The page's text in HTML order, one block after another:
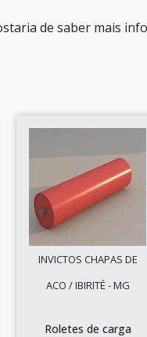
de saber mais
INVICTOS CHAPAS DE
ACO / IBIRITÉ - MG
Roletes de carga